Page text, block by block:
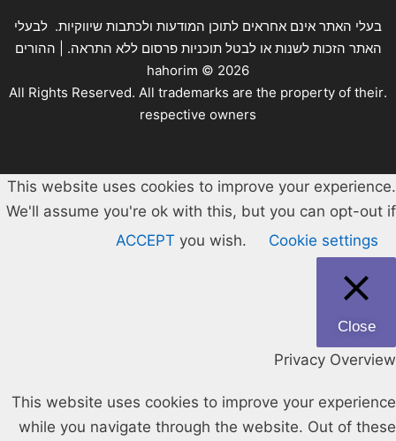
בעלי האתר אינם אחראים לתוכן המודעות ולכתבות שיווקיות. לבעלי
האתר הזכות לשנות או לבטל תוכניות פרסום ללא התראה. | ההורים
hahorim © 2026
.All Rights Reserved. All trademarks are the property of their
respective owners
This website uses cookies to improve your experience.
We'll assume you're ok with this, but you can opt-out if
you wish.
Cookie settings
ACCEPT
Close
Privacy Overview
This website uses cookies to improve your experience
while you navigate through the website. Out of these